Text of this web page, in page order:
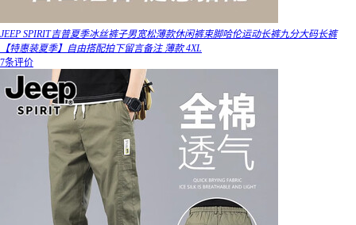
JEEP SPIRIT吉普夏季冰丝裤子男宽松薄款休闲裤束脚哈伦运动长裤九分大码长裤
【特惠装夏季】自由搭配拍下留言备注 薄款 4XL
7条评价